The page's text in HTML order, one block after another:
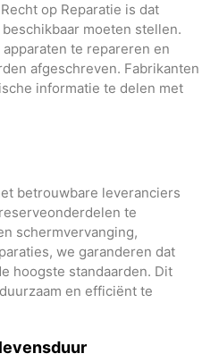
op Reparatie is dat
moeten stellen.
te repareren en
afgeschreven. Fabrikanten
informatie te delen met
betrouwbare leveranciers
te
schermvervanging,
we garanderen dat
hoogste standaarden. Dit
en efficiënt te